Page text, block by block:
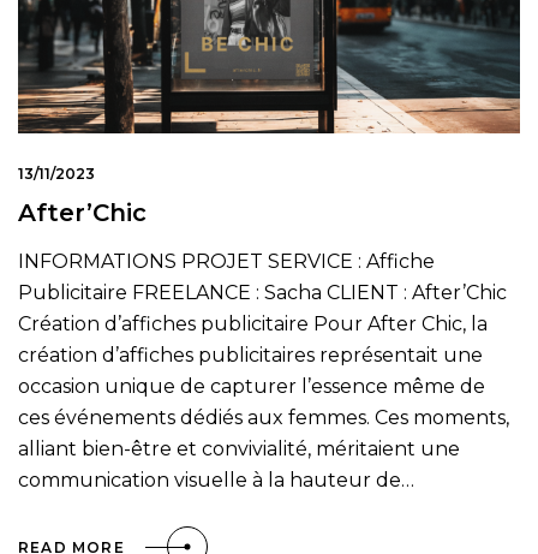
13/11/2023
After’Chic
INFORMATIONS PROJET SERVICE : Affiche
Publicitaire FREELANCE : Sacha CLIENT : After’Chic
Création d’affiches publicitaire Pour After Chic, la
création d’affiches publicitaires représentait une
occasion unique de capturer l’essence même de
ces événements dédiés aux femmes. Ces moments,
alliant bien-être et convivialité, méritaient une
communication visuelle à la hauteur de…
READ MORE